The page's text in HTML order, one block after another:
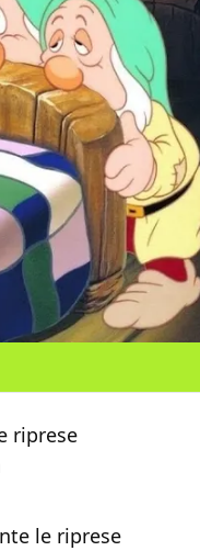
riprese
le riprese